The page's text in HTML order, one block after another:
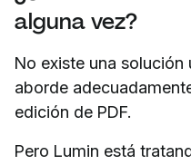
alguna vez?
No existe una
aborde
edición de PDF.
Pero Lumin está